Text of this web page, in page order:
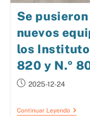
Se
nuevos
los
820 y N.º
2025-12-24
Continuar Leyendo